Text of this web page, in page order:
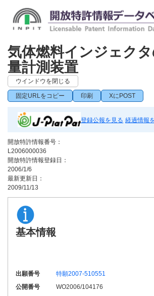
気体燃料インジェク
量計測装置
ウインドウを閉じる
固定URLをコピー 印刷 XにPOST
登録公報を見る 経過情報
開放特許情報番号：
L2006000036
開放特許情報登録日：
2006/1/6
最新更新日：
2009/11/13
基本情報
出願番号
特願2007-510551
公開番号
WO2006/104176